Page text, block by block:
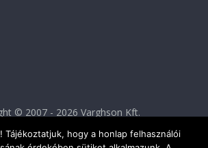
© 2007 - 2026 Varghson Kft.
Tájékoztatjuk, hogy a honlap felhasználói